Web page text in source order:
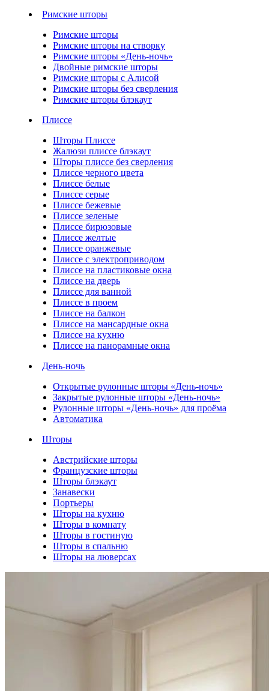
Римские шторы
Римские шторы
Римские шторы на створку
Римские шторы «День-ночь»
Двойные римские шторы
Римские шторы с Алисой
Римские шторы без сверления
Римские шторы блэкаут
Плиссе
Шторы Плиссе
Жалюзи плиссе блэкаут
Шторы плиссе без сверления
Плиссе черного цвета
Плиссе белые
Плиссе серые
Плиссе бежевые
Плиссе зеленые
Плиссе бирюзовые
Плиссе желтые
Плиссе оранжевые
Плиссе с электроприводом
Плиссе на пластиковые окна
Плиссе на дверь
Плиссе для ванной
Плиссе в проем
Плиссе на балкон
Плиссе на мансардные окна
Плиссе на кухню
Плиссе на панорамные окна
День-ночь
Открытые рулонные шторы «День-ночь»
Закрытые рулонные шторы «День-ночь»
Рулонные шторы «День-ночь» для проёма
Автоматика
Шторы
Австрийские шторы
Французские шторы
Шторы блэкаут
Занавески
Портьеры
Шторы на кухню
Шторы в комнату
Шторы в гостиную
Шторы в спальню
Шторы на люверсах